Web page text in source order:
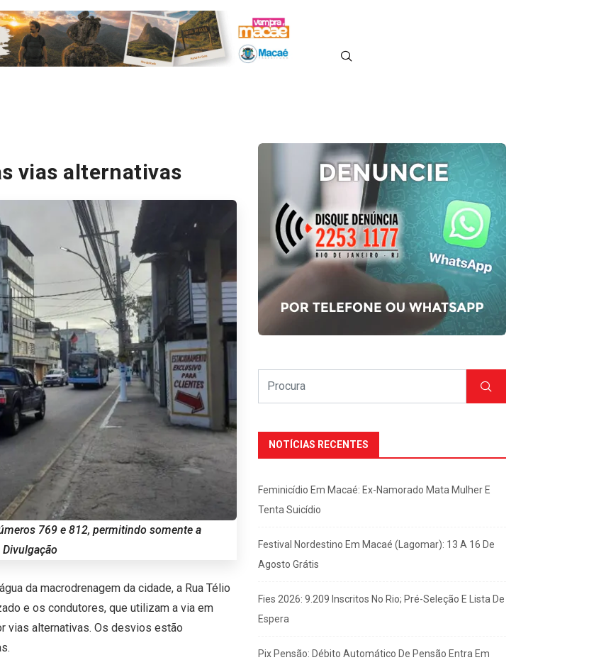
vias alternativas
769 e 812, permitindo somente a
da macrodrenagem da cidade, a Rua Télio
e os condutores, que utilizam a via em
vias alternativas. Os desvios estão
NOTÍCIAS RECENTES
Feminicídio Em Macaé: Ex-Namorado Mata Mulher E
Tenta Suicídio
Festival Nordestino Em Macaé (Lagomar): 13 A 16 De
Agosto Grátis
Fies 2026: 9.209 Inscritos No Rio; Pré-Seleção E Lista De
Espera
Pix Pensão: Débito Automático De Pensão Entra Em